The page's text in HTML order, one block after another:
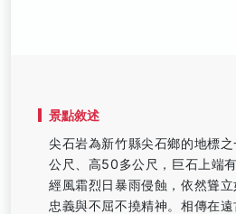
景點敘述
尖石岩為新竹縣尖石鄉的地標
公尺、高50多公尺，巨石上端
經風霜烈日暴雨侵蝕，依然聳
忠義與不屈不撓精神。相傳在遠